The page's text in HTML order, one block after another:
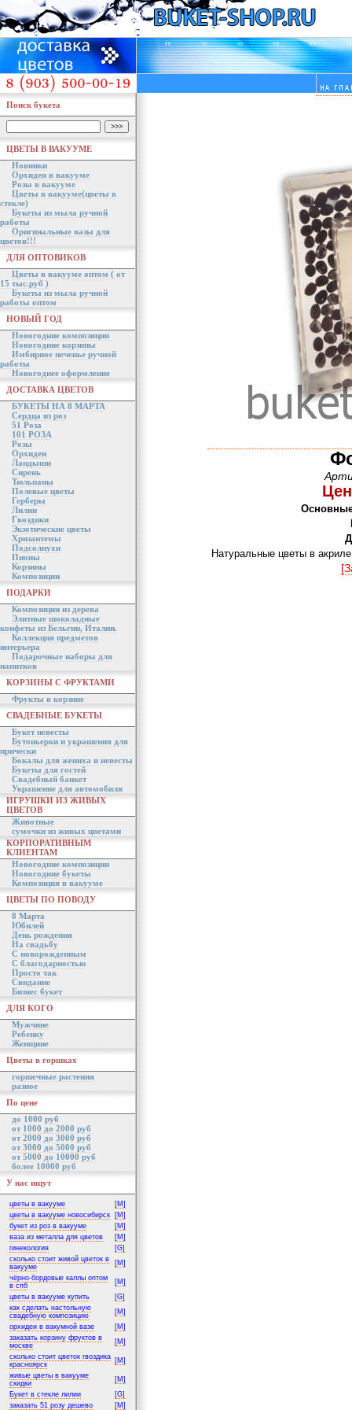
Поиск букета
ЦВЕТЫ В ВАКУУМЕ
Новинки
Орхидеи в вакууме
Розы в вакууме
Цветы в вакууме(цветы в
стекле)
Букеты из мыла ручной
работы
Оригинальные вазы для
цветов!!!
ДЛЯ ОПТОВИКОВ
Цветы в вакууме оптом ( от
15 тыс.руб )
Букеты из мыла ручной
работы оптом
НОВЫЙ ГОД
Новогодние композиции
Новогодние корзины
Имбирное печенье ручной
работы
Новогоднее оформление
ДОСТАВКА ЦВЕТОВ
БУКЕТЫ НА 8 МАРТА
Сердца из роз
51 Роза
101 РОЗА
Розы
Орхидеи
Ландыши
Сирень
Тюльпаны
Полевые цветы
Герберы
Лилии
Гвоздики
Экзотические цветы
Хризантемы
Подсолнухи
Пионы
Корзины
Композиции
ПОДАРКИ
Композиции из дерева
Элитные шоколадные
конфеты из Бельгии, Италии.
Коллекция предметов
интерьера
Подарочные наборы для
напитков
КОРЗИНЫ С ФРУКТАМИ
Фрукты в корзине
СВАДЕБНЫЕ БУКЕТЫ
Букет невесты
Бутоньерки и украшения для
прически
Бокалы для жениха и невесты
Букеты для гостей
Свадебный банкет
Украшение для автомобиля
ИГРУШКИ ИЗ ЖИВЫХ
ЦВЕТОВ
Животные
сумочки из живых цветами
КОРПОРАТИВНЫМ
КЛИЕНТАМ
Новогодние композиции
Новогодние букеты
Композиция в вакууме
ЦВЕТЫ ПО ПОВОДУ
8 Марта
Юбилей
День рождения
На свадьбу
С новорожденным
С благодарностью
Просто так
Свидание
Бизнес букет
ДЛЯ КОГО
Мужчине
Ребенку
Женщине
Цветы в горшках
горшечные растения
разное
По цене
до 1000 руб
от 1000 до 2000 руб
от 2000 до 3000 руб
от 3000 до 5000 руб
от 5000 до 10000 руб
более 10000 руб
У нас ищут
цветы в вакууме
[M]
цветы в вакууме новосибирск
[M]
букет из роз в вакууме
[M]
ваза из металла для цветов
[M]
гинекология
[G]
сколько стоит живой цветок в
вакууме
[M]
чёрно-бордовые каллы оптом
в спб
[M]
цветы в вакууме купить
[G]
как сделать настольную
свадебную композицию
[M]
орхидеи в вакумной вазе
[M]
заказать корзину фруктов в
москве
[M]
сколько стоит цветок гвоздика
красноярск
[M]
живые цветы в вакууме
скидки
[M]
Букет в стекле лилии
[G]
заказать 51 розу дешево
[M]
Натуральные цветы в